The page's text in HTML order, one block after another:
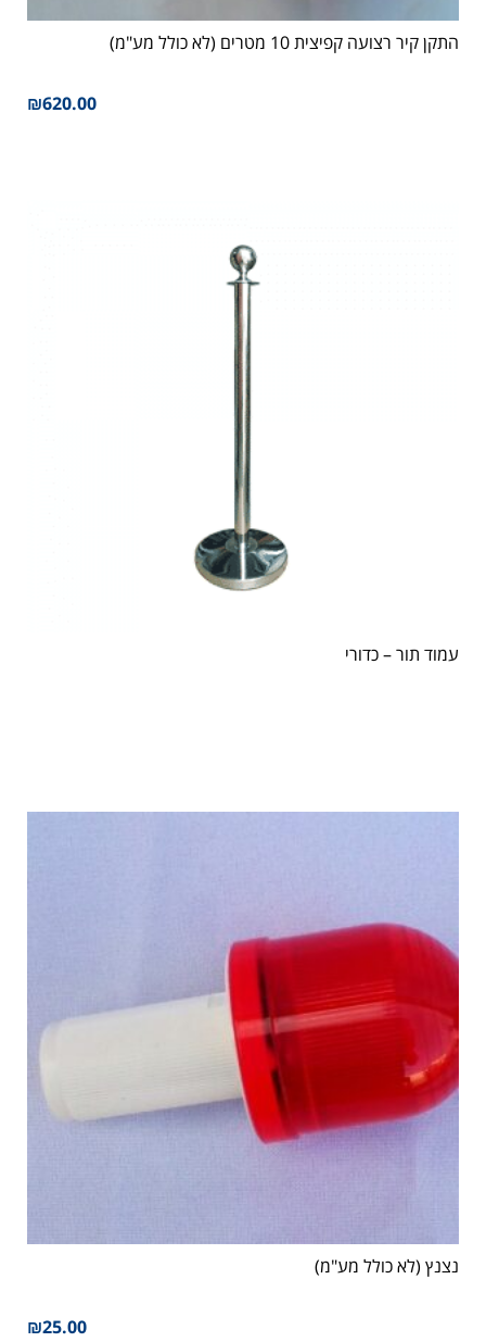
התקן קיר רצועה קפיצית 10 מטרים (לא כולל מע"מ)
₪620.00
עמוד תור – כדורי
נצנץ (לא כולל מע"מ)
₪25.00